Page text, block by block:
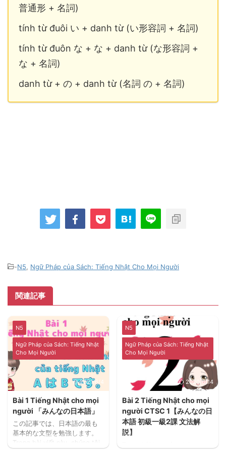
普通形 + 名詞)
tính từ đuôi い + danh từ (い形容詞 + 名詞)
tính từ đuôn な + な + danh từ (な形容詞 +
な + 名詞)
danh từ + の + danh từ (名詞 の + 名詞)
-N5 Ngữ Pháp của Sách: Tiếng Nhật Cho Mọi Người
関連記事
N5
Ngữ Pháp của Sách: Tiếng Nhật
Cho Mọi Người
2021/6/4
Bài 1 Tiếng Nhật cho mọi
người 「みんなの日本語」
この記事では、日本語の最も
基本的な文型を勉強します。
Trong bài viết này, chúng tôi
N5
Ngữ Pháp của Sách: Tiếng Nhật
Cho Mọi Người
2020/6/14
Bài 2 Tiếng Nhật cho mọi
người CTSC 1【みんなの日
本語 初級一級2課 文法解
説】